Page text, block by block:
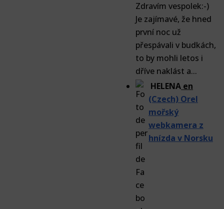
Zdravím vespolek:-)
Je zajímavé, že hned
první noc už
přespávali v budkách,
to by mohli letos i
dříve naklást a...
HELENA en
(Czech) Orel
mořský
webkamera z
hnízda v Norsku